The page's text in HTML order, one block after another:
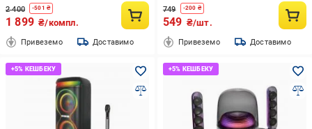
2 400 -501 ₴
1 899 ₴/компл.
Привеземо Доставимо
749 -200 ₴
549 ₴/шт.
Привеземо Доставимо